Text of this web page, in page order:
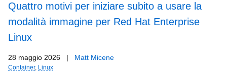
Quattro motivi per iniziare subito a usare la
modalità immagine per Red Hat Enterprise
Linux
28 maggio 2026 | Matt Micene
Container, Linux